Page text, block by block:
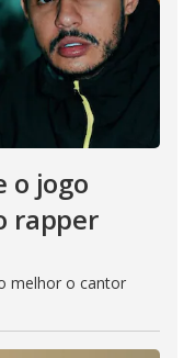
o jogo
rapper
melhor o cantor